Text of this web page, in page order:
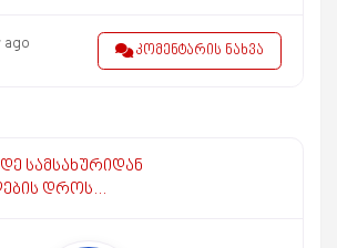
კომენტარის ნახვა
სამსახურიდან
დროს…